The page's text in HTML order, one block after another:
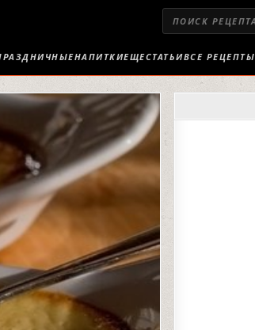
НАПИТКИЕЩЕСТАТЬИВСЕ РЕЦЕПТЫ